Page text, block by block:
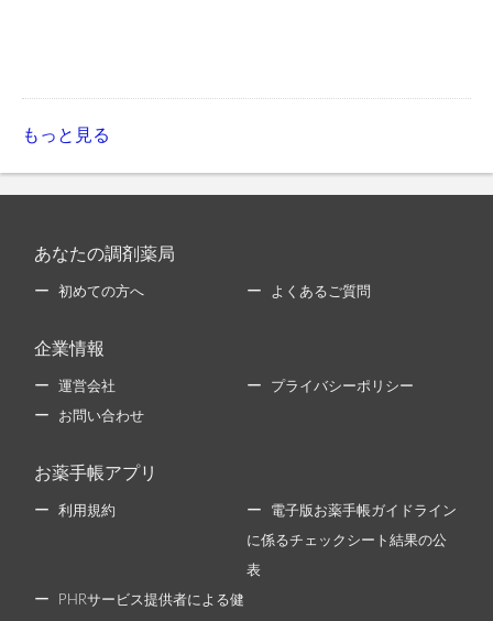
もっと見る
あなたの調剤薬局
初めての方へ よくあるご質問
企業情報
運営会社 プライバシーポリシー
お問い合わせ
お薬手帳アプリ
利用規約 電子版お薬手帳ガイドライン
に係るチェックシート結果の公
表
PHRサービス提供者による健